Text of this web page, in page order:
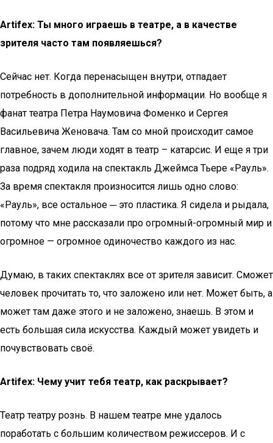
Artifex: Ты много играешь в театре, а в качестве
зрителя часто там появляешься?
Сейчас нет. Когда перенасыщен внутри, отпадает
потребность в дополнительной информации. Но вообще я
фанат театра Петра Наумовича Фоменко и Сергея
Васильевича Женовача. Там со мной происходит самое
главное, зачем люди ходят в театр – катарсис. И еще я три
раза подряд ходила на спектакль Джеймса Тьере «Рауль».
За время спектакля произносится лишь одно слово:
«Рауль», все остальное ─ это пластика. Я сидела и рыдала,
потому что мне рассказали про огромный-огромный мир и
огромное — огромное одиночество каждого из нас.
Думаю, в таких спектаклях все от зрителя зависит. Сможет
человек прочитать то, что заложено или нет. Может быть, а
может там даже этого и не заложено, знаешь. В этом и
есть большая сила искусства. Каждый может увидеть и
почувствовать своё.
Artifex: Чему учит тебя театр, как раскрывает?
Театр театру рознь. В нашем театре мне удалось
поработать с большим количеством режиссеров. И с